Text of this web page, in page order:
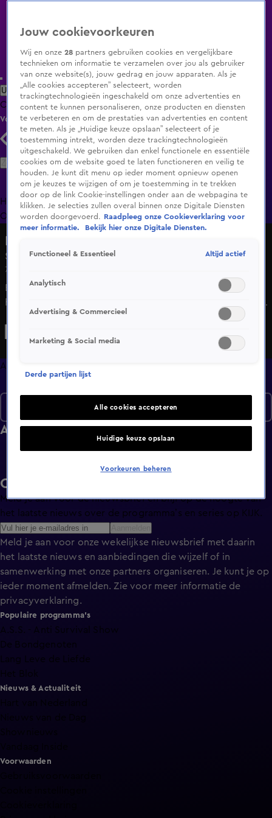
Uitzending Gemist Populaire programma's Zenders Genres
ClipsFilmsRadioSmart TV inlogShop
Volg KIJK
Zoeken
HomeUitzending Gemist Programma's De Bondgenoten
OranjezomerLivestreamsShop
Seizoen 1, aflevering 1
7 nov 2021, 12:30
Bekijk aflevering 1 van Liefde voor Paarden uit seizoen 1
hier. Deze aflevering is uitgezonden op 7 november, 12:30
uur bij SBS6. Liefde voor Paarden is een Lifestyle
Afleveringen
Afleveringen
Ontvang de KIJK-nieuwsbrief
Meld je aan voor de nieuwsbrief en blijf op de hoogte van
het laatste nieuws over de programma’s en series op KIJK.
Meld je aan voor onze wekelijkse nieuwsbrief met daarin
het laatste nieuws en aanbiedingen die wijzelf of in
samenwerking met onze partners organiseren. Je kunt je op
ieder moment afmelden. Zie voor meer informatie de
privacyverklaring.
Populaire programma's
A.S.S. - Anti Survival Show
De Bondgenoten
Lang Leve de Liefde
Het Blok
Nieuws & Actualiteit
Voorwaarden
Jouw cookievoorkeuren
Wij en onze28 partners gebruiken cookies en vergelijkbare
technieken om informatie te verzamelen over jou als gebruiker
van onze website(s), jouw gedrag en jouw apparaten. Als je
„Alle cookies accepteren” selecteert, worden
trackingtechnologieën ingeschakeld om onze advertenties en
content te kunnen personaliseren, onze producten en diensten
te verbeteren en om de prestaties van advertenties en content
te meten. Als je „Huidige keuze opslaan” selecteert of je
toestemming intrekt, worden deze trackingtechnologieën
uitgeschakeld. We gebruiken dan enkel functionele en essentiële
cookies om de website goed te laten functioneren en veilig te
houden. Je kunt dit menu op ieder moment opnieuw openen
om je keuzes te wijzigen of om je toestemming in te trekken
door op de link Cookie-instellingen onder aan de webpagina te
klikken. Je selecties zullen overal binnen onze Digitale Diensten
worden doorgevoerd.
Raadpleeg onze Cookieverklaring voor
meer informatie.
Bekijk hier onze Digitale Diensten.
Functioneel & Essentieel Altijd actief
Analytisch
Advertising & Commercieel
Marketing & Social media
Derde partijen lijst
Alle cookies accepteren
Huidige keuze opslaan
Voorkeuren beheren